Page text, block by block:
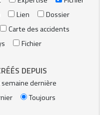
Lien
Dossier
Carte des accidents
Fichier
DEPUIS
semaine dernière
Toujours
plus récent en premier)
réunion de
pour la Mediteranée